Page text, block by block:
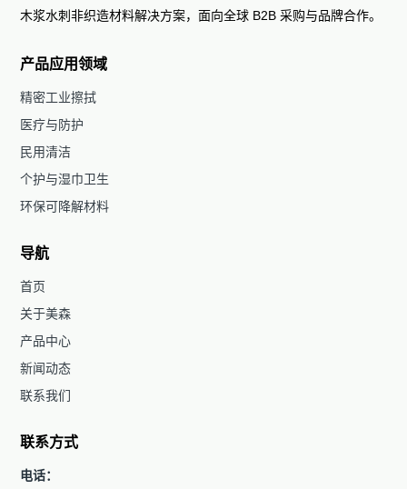
木浆水刺非织造材料解决方案，面向全球 B2B 采购与品牌合作。
产品应用领域
精密工业擦拭
医疗与防护
民用清洁
个护与湿巾卫生
环保可降解材料
导航
首页
关于美森
产品中心
新闻动态
联系我们
联系方式
电话：